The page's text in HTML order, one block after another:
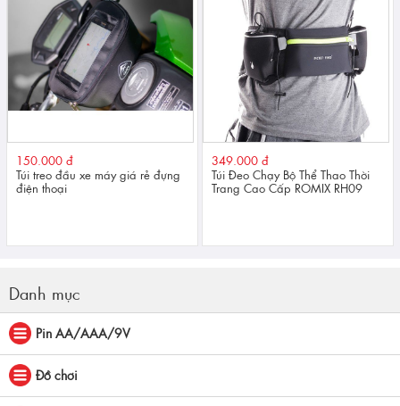
150.000 đ
Túi treo đầu xe máy giá rẻ đựng
điện thoại
349.000 đ
Túi Đeo Chạy Bộ Thể Thao Thời
Trang Cao Cấp ROMIX RH09
Danh mục
Pin AA/AAA/9V
Đồ chơi